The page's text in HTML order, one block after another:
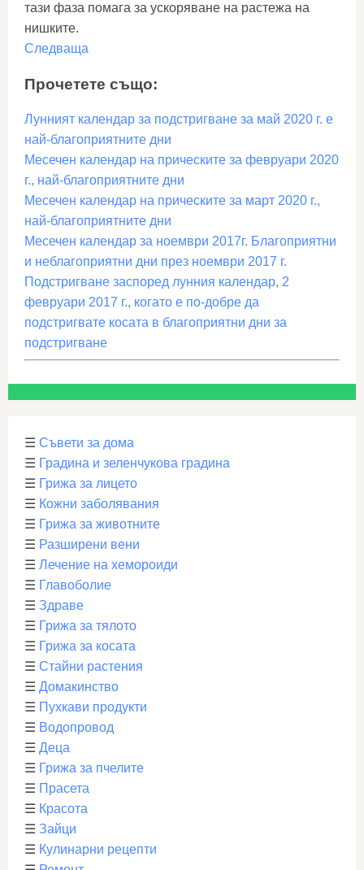
тази фаза помага за ускоряване на растежа на
нишките.
Следваща
Прочетете също:
Лунният календар за подстригване за май 2020 г. е
най-благоприятните дни
Месечен календар на прическите за февруари 2020
г., най-благоприятните дни
Месечен календар на прическите за март 2020 г.,
най-благоприятните дни
Месечен календар за ноември 2017г. Благоприятни
и неблагоприятни дни през ноември 2017 г.
Подстригване заспоред лунния календар, 2
февруари 2017 г., когато е по-добре да
подстригвате косата в благоприятни дни за
подстригване
☰ Съвети за дома
☰ Градина и зеленчукова градина
☰ Грижа за лицето
☰ Кожни заболявания
☰ Грижа за животните
☰ Разширени вени
☰ Лечение на хемороиди
☰ Главоболие
☰ Здраве
☰ Грижа за тялото
☰ Грижа за косата
☰ Стайни растения
☰ Домакинство
☰ Пухкави продукти
☰ Водопровод
☰ Деца
☰ Грижа за пчелите
☰ Прасета
☰ Красота
☰ Зайци
☰ Кулинарни рецепти